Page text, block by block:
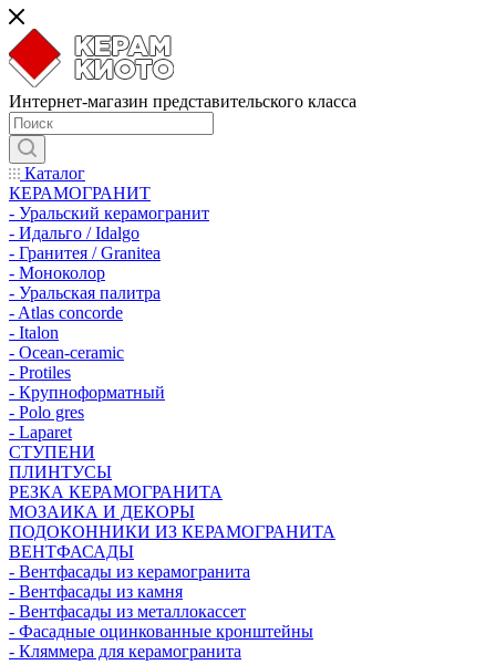
Интернет-магазин представительского класса
Каталог
КЕРАМОГРАНИТ
- Уральский керамогранит
- Идальго / Idalgo
- Гранитея / Granitea
- Моноколор
- Уральская палитра
- Atlas concorde
- Italon
- Ocean-ceramic
- Protiles
- Крупноформатный
- Polo gres
- Laparet
СТУПЕНИ
ПЛИНТУСЫ
РЕЗКА КЕРАМОГРАНИТА
МОЗАИКА И ДЕКОРЫ
ПОДОКОННИКИ ИЗ КЕРАМОГРАНИТА
ВЕНТФАСАДЫ
- Вентфасады из керамогранита
- Вентфасады из камня
- Вентфасады из металлокассет
- Фасадные оцинкованные кронштейны
- Кляммера для керамогранита